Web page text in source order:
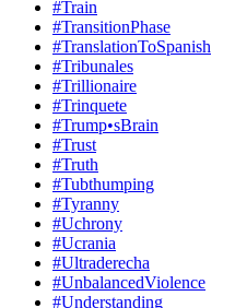
#Train
#TransitionPhase
#TranslationToSpanish
#Tribunales
#Trillionaire
#Trinquete
#Trump•sBrain
#Trust
#Truth
#Tubthumping
#Tyranny
#Uchrony
#Ucrania
#Ultraderecha
#UnbalancedViolence
#Understanding